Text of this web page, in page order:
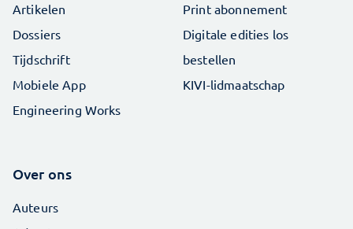
Artikelen
Dossiers
Tijdschrift
Mobiele App
Engineering Works
Print abonnement
Digitale edities los
bestellen
KIVI-lidmaatschap
Over ons
Auteurs